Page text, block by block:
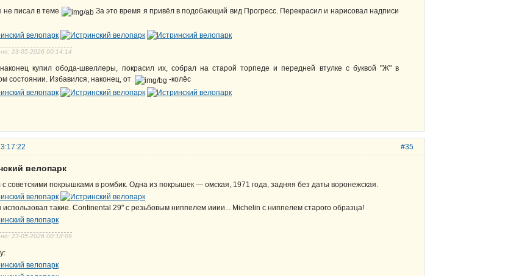
не писал в теме
За это время я привёл в подобающий вид Прогресс. Перекрасил и нарисовал надписи
23-05-2026 00:14:14
купил обода-швеллеры, покрасил их, собрал на старой торпеде и передней втулке с буквой "Ж" в
состоянии. Избавился, наконец, от
-колёс
#35
велопарк
советскими покрышками в ромбик. Одна из покрышек — омская, 1971 года, задняя без даты воронежская.
такие. Continental 29" с резьбовым ниппелем ииии... Michelin с ниппелем старого образца!
23-05-2026 00:18:09